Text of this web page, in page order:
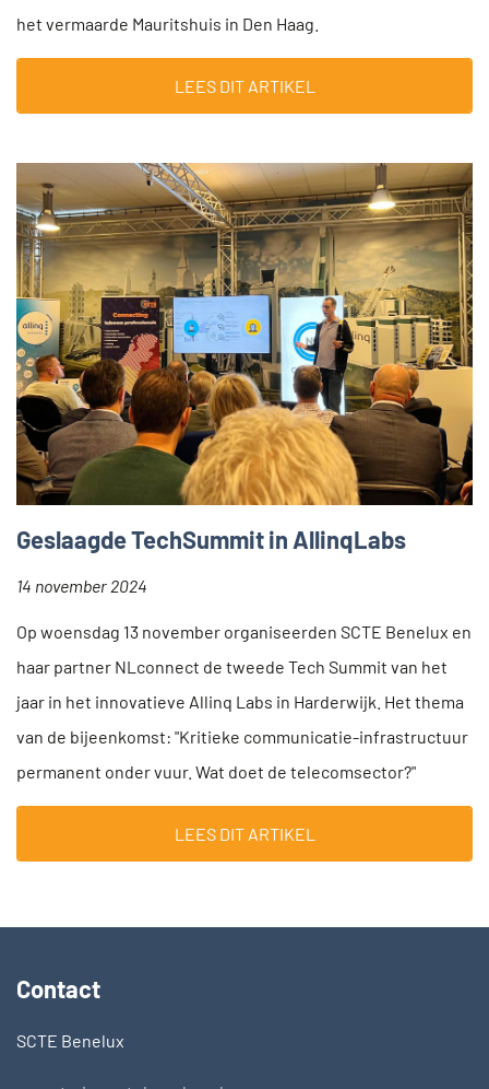
het vermaarde Mauritshuis in Den Haag.
LEES DIT ARTIKEL
Geslaagde TechSummit in AllinqLabs
14 november 2024
Op woensdag 13 november organiseerden SCTE Benelux en
haar partner NLconnect de tweede Tech Summit van het
jaar in het innovatieve Allinq Labs in Harderwijk. Het thema
van de bijeenkomst: "Kritieke communicatie-infrastructuur
permanent onder vuur. Wat doet de telecomsector?"
LEES DIT ARTIKEL
Contact
SCTE Benelux